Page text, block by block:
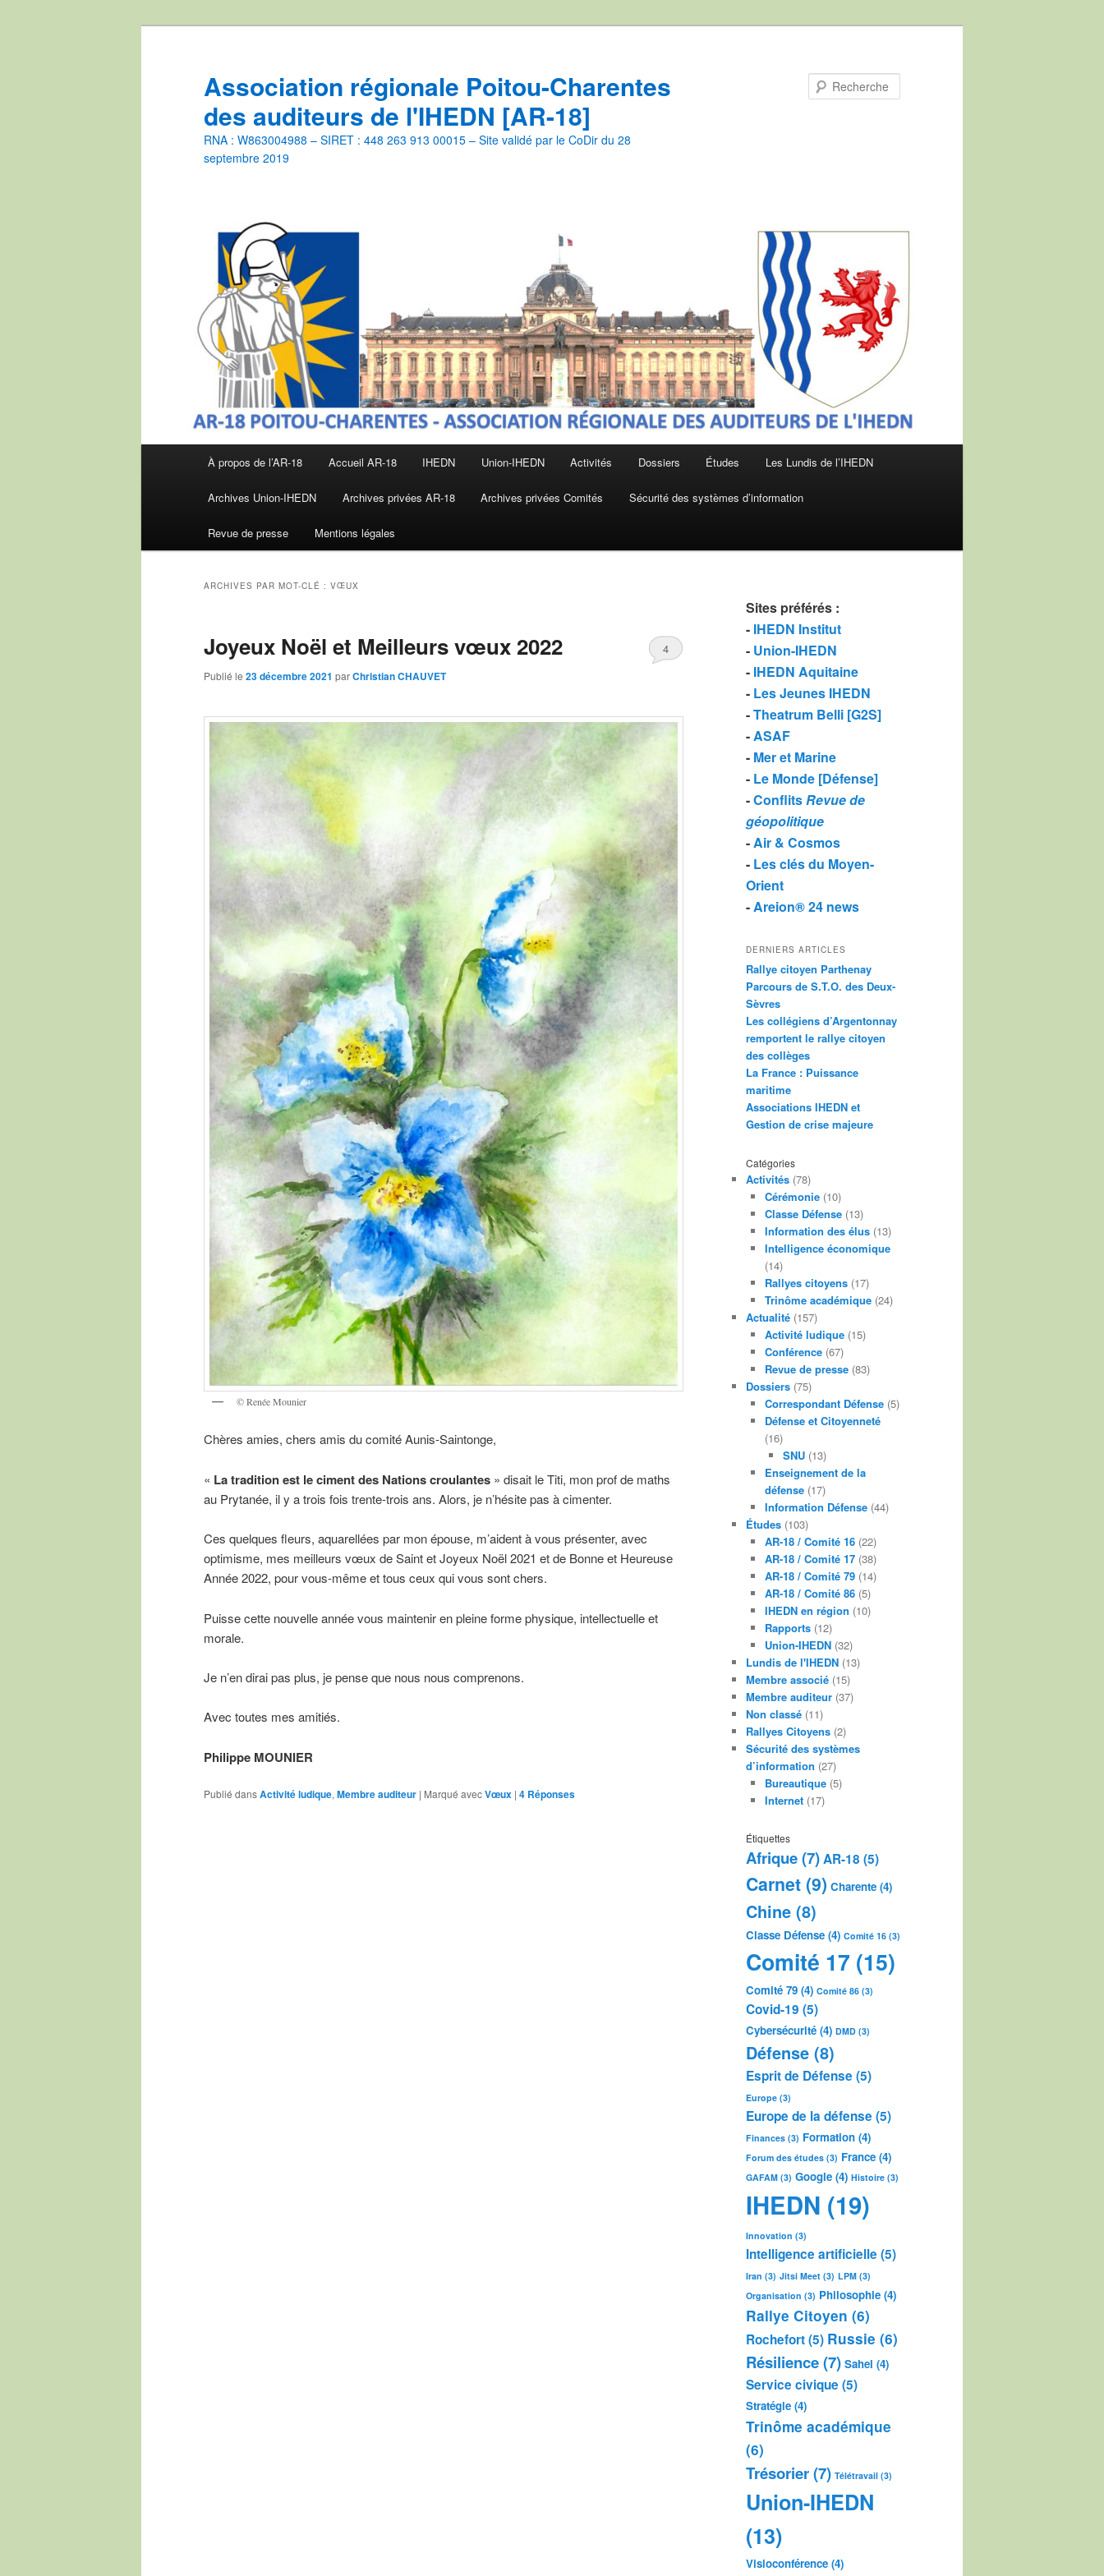
Association régionale Poitou-Charentes
des auditeurs de l'IHEDN [AR-18]
RNA : W863004988 – SIRET : 448 263 913 00015 – Site validé par le CoDir du 28
septembre 2019
À propos de l’AR-18 Accueil AR-18 IHEDN Union-IHEDN Activités Dossiers Études Les Lundis de l’IHEDN
Archives Union-IHEDN Archives privées AR-18 Archives privées Comités Sécurité des systèmes d’information
Revue de presse Mentions légales
ARCHIVES PAR MOT-CLÉ : VŒUX
Joyeux Noël et Meilleurs vœux 2022
Publié le 23 décembre 2021 parChristian CHAUVET
4
© Renée Mounier
Chères amies, chers amis du comité Aunis-Saintonge,
« La tradition est le ciment des Nations croulantes » disait le Titi, mon prof de maths
au Prytanée, il y a trois fois trente-trois ans. Alors, je n’hésite pas à cimenter.
Ces quelques fleurs, aquarellées par mon épouse, m’aident à vous présenter, avec
optimisme, mes meilleurs vœux de Saint et Joyeux Noël 2021 et de Bonne et Heureuse
Année 2022, pour vous-même et tous ceux qui vous sont chers.
Puisse cette nouvelle année vous maintenir en pleine forme physique, intellectuelle et
morale.
Je n’en dirai pas plus, je pense que nous nous comprenons.
Avec toutes mes amitiés.
Philippe MOUNIER
Publié dansActivité ludique, Membre auditeur | Marqué avecVœux | 4 Réponses
Sites préférés :
- IHEDN Institut
- Union-IHEDN
- IHEDN Aquitaine
- Les Jeunes IHEDN
-Theatrum Belli [G2S]
-ASAF
- Mer et Marine
- Le Monde [Défense]
-ConflitsRevue de
géopolitique
-Air & Cosmos
- Les clés du Moyen-
Orient
-Areion® 24 news
DERNIERS ARTICLES
Rallye citoyen Parthenay
Parcours de S.T.O. des Deux-
Sèvres
Les collégiens d’Argentonnay
remportent le rallye citoyen
des collèges
La France : Puissance
maritime
Associations IHEDN et
Gestion de crise majeure
Catégories
Activités (78)
Cérémonie(10)
Classe Défense(13)
Information des élus(13)
Intelligence économique
(14)
Rallyes citoyens(17)
Trinôme académique(24)
Actualité (157)
Activité ludique(15)
Conférence(67)
Revue de presse(83)
Dossiers (75)
Correspondant Défense(5)
Défense et Citoyenneté
(16)
SNU (13)
Enseignement de la
défense(17)
Information Défense(44)
Études (103)
AR-18 / Comité 16(22)
AR-18 / Comité 17(38)
AR-18 / Comité 79(14)
AR-18 / Comité 86(5)
IHEDN en région (10)
Rapports(12)
Union-IHEDN(32)
Lundis de l'IHEDN (13)
Membre associé (15)
Membre auditeur (37)
Non classé (11)
Rallyes Citoyens (2)
Sécurité des systèmes
d’information (27)
Bureautique(5)
Internet(17)
Étiquettes
Afrique(7)AR-18 (5)
Carnet(9) Charente (4)
Chine (8)
Classe Défense (4) Comité 16 (3)
Comité 17 (15)
Comité 79 (4) Comité 86 (3)
Covid-19 (5)
Cybersécurité (4) DMD (3)
Défense (8)
Esprit de Défense (5)
Europe (3)
Europe de la défense (5)
Finances (3) Formation (4)
Forum des études (3) France (4)
GAFAM (3) Google (4) Histoire (3)
IHEDN (19)
Innovation (3)
Intelligence artificielle (5)
Iran (3) Jitsi Meet (3) LPM (3)
Organisation (3) Philosophie (4)
Rallye Citoyen (6)
Rochefort(5) Russie (6)
Résilience(7) Sahel (4)
Service civique (5)
Stratégie (4)
Trinôme académique
(6)
Trésorier(7) Télétravail (3)
Union-IHEDN
(13)
Visioconférence (4)